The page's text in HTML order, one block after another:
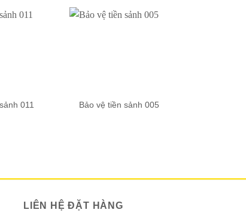
011 Bảo vệ tiền sảnh 005
LIÊN HỆ ĐẶT HÀNG